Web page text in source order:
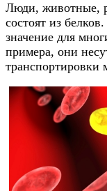
Люди, животные,
состоят из
значение для
примера, они
транспортировки